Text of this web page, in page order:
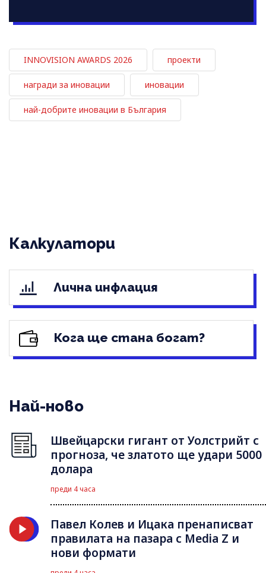
INNOVISION AWARDS 2026 проекти
награди за иновации иновации
най-добрите иновации в България
Калкулатори
Лична инфлация
Кога ще стана богат?
Най-ново
Швейцарски гигант от Уолстрийт с
прогноза, че златото ще удари 5000
долара
преди 4 часа
Павел Колев и Ицака пренаписват
правилата на пазара с Media Z и
нови формати